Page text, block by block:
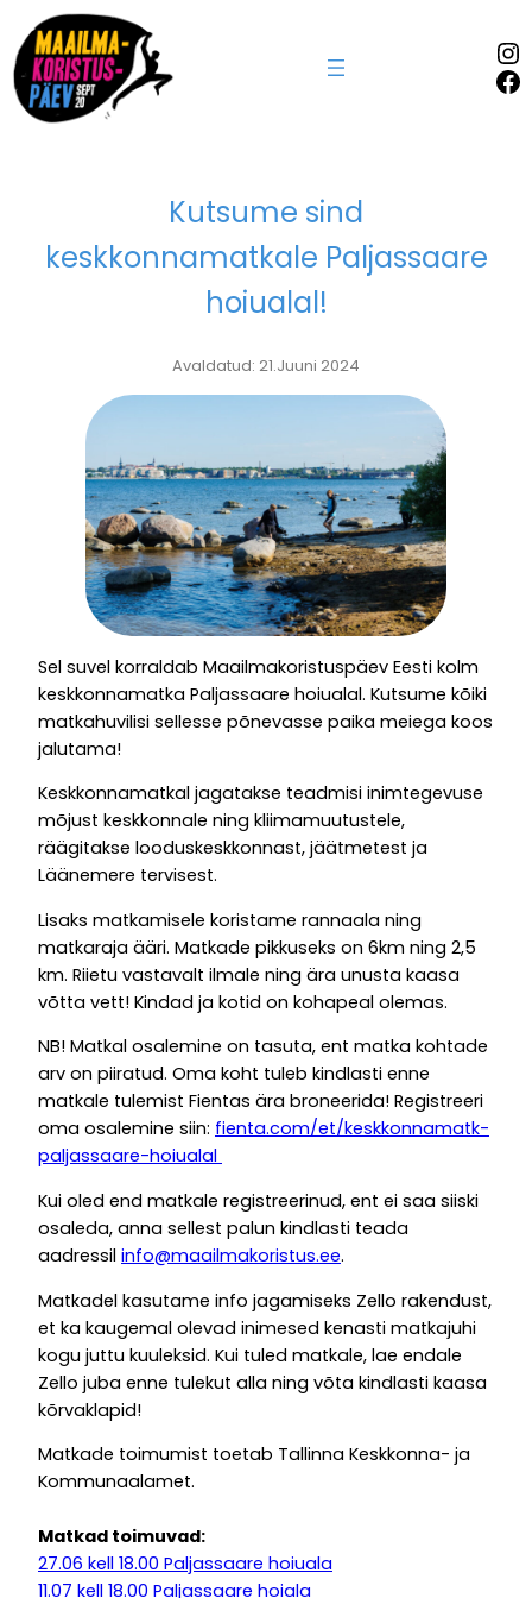
Kutsume sind
keskkonnamatkale Paljassaare
hoiualal!
Avaldatud: 21.Juuni 2024
Sel suvel korraldab Maailmakoristuspäev Eesti kolm
keskkonnamatka Paljassaare hoiualal. Kutsume kõiki
matkahuvilisi sellesse põnevasse paika meiega koos
jalutama!
Keskkonnamatkal jagatakse teadmisi inimtegevuse
mõjust keskkonnale ning kliimamuutustele,
räägitakse looduskeskkonnast, jäätmetest ja
Läänemere tervisest.
Lisaks matkamisele koristame rannaala ning
matkaraja ääri. Matkade pikkuseks on 6km ning 2,5
km. Riietu vastavalt ilmale ning ära unusta kaasa
võtta vett! Kindad ja kotid on kohapeal olemas.
NB! Matkal osalemine on tasuta, ent matka kohtade
arv on piiratud. Oma koht tuleb kindlasti enne
matkale tulemist Fientas ära broneerida! Registreeri
oma osalemine siin: fienta.com/et/keskkonnamatk-
paljassaare-hoiualal
Kui oled end matkale registreerinud, ent ei saa siiski
osaleda, anna sellest palun kindlasti teada
aadressil info@maailmakoristus.ee.
Matkadel kasutame info jagamiseks Zello rakendust,
et ka kaugemal olevad inimesed kenasti matkajuhi
kogu juttu kuuleksid. Kui tuled matkale, lae endale
Zello juba enne tulekut alla ning võta kindlasti kaasa
kõrvaklapid!
Matkade toimumist toetab Tallinna Keskkonna- ja
Kommunaalamet.
Matkad toimuvad:
27.06 kell 18.00 Paljassaare hoiuala
11.07 kell 18.00 Paljassaare hoiala